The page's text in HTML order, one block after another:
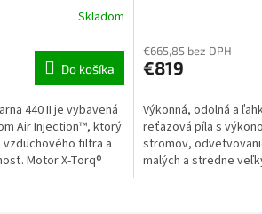
Skladom
Do košíka
440 II je vybavená
Air Injection™, ktorý
filtra a
Motor X-Torq®
€665,85 bez DPH
€819
Výkonná, odolná a
reťazová píla s
stromov,
malých a stredne